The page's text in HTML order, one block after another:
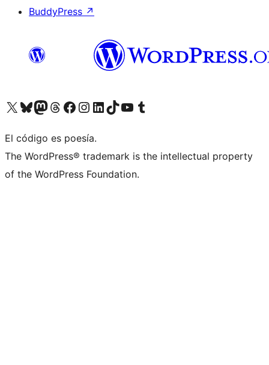
BuddyPress ↗
Visita nuestra cuenta de X (anteriormente Twitter)
Visita nuestra cuenta de Bluesky
Visita nuestra cuenta de Mastodon
Visita nuestra cuenta de Threads
Visita nuestra página de Facebook
Visita nuestra cuenta de Instagram
Visita nuestra cuenta de LinkedIn
Visita nuestra cuenta de TikTok
Visita nuestro canal de YouTube
Visita nuestra cuenta de Tumblr
El código es poesía.
The WordPress® trademark is the intellectual property
of the WordPress Foundation.